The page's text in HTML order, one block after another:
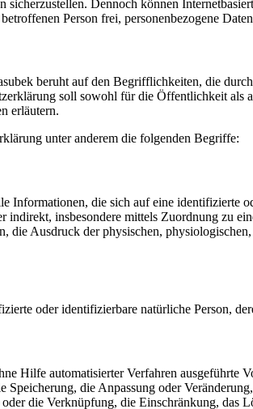
sicherzustellen. Dennoch können
Person frei, personenbezogene
beruht auf den Begrifflichkeiten, die
soll sowohl für die Öffentlichkeit als
erläutern.
unter anderem die folgenden Begriffe:
Informationen, die sich auf eine
indirekt, insbesondere mittels Zuordnung zu
die Ausdruck der physischen,
oder identifizierbare natürliche Person,
Hilfe automatisierter Verfahren ausgeführte
Speicherung, die Anpassung oder
die Verknüpfung, die Einschränkung, das